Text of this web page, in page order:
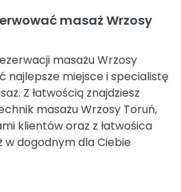
masaż Wrzosy
masażu Wrzosy
najlepsze miejsce i specialistę
Z łatwością znajdziesz
masażu Wrzosy Toruń,
klientów oraz z łatwośica
w dogodnym dla Ciebie